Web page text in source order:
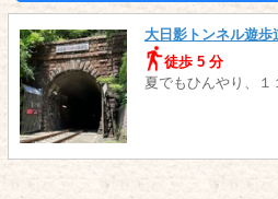
大日影トンネル遊歩
徒歩 5 分
夏でもひんやり、１